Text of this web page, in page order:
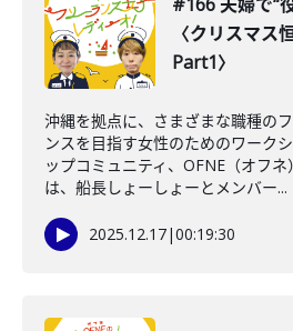
〈クリスマス
Part1〉
沖縄を拠点に、さまざまな職種の
ンスを目指す女性のためのワーク
ップコミュニティ、OFNE（オフ
は、船長しょーしょーとメンバー...
2025.12.17|00:19:30